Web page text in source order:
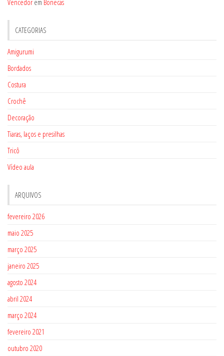
Vencedor em Bonecas
CATEGORIAS
Amigurumi
Bordados
Costura
Crochê
Decoração
Tiaras, laços e presilhas
Tricô
Vídeo aula
ARQUIVOS
fevereiro 2026
maio 2025
março 2025
janeiro 2025
agosto 2024
abril 2024
março 2024
fevereiro 2021
outubro 2020